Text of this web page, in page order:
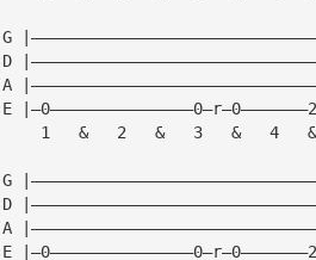
G
D
A
E
1   &   2   &   3   &   4
G
D
A
E